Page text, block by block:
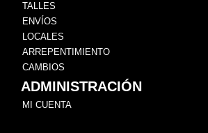
TALLES
ENVÍOS
LOCALES
ARREPENTIMIENTO
CAMBIOS
ADMINISTRACIÓN
MI CUENTA